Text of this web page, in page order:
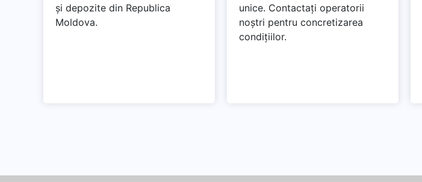
și depozite din Republica
Moldova.
unice. Contactați operatorii
noștri pentru concretizarea
condițiilor.